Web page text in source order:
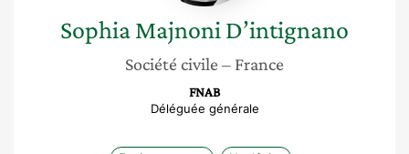
SophiaMajnoni D’intignano
Société civile – France
FNAB
Déléguée générale